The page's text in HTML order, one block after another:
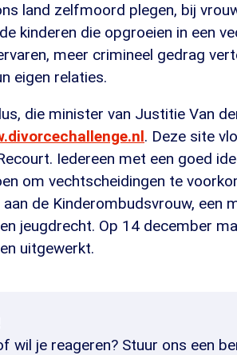
land zelfmoord plegen, bij
kinderen die opgroeien in een
meer crimineel gedrag
eigen relaties.
die minister van Justitie Van
. Deze site
Iedereen met een goed
om vechtscheidingen te
de Kinderombudsvrouw, een
jeugdrecht. Op 14 december
uitgewerkt.
wil je reageren? Stuur ons een